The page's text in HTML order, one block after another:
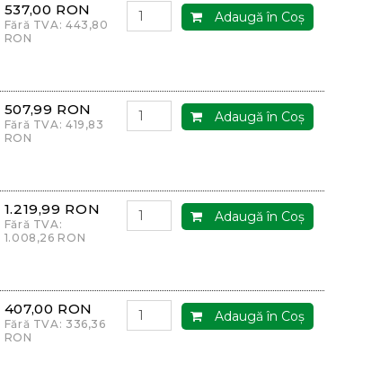
537,00 RON
Fără TVA: 443,80
RON
Adaugă în Coş
507,99 RON
Fără TVA: 419,83
RON
Adaugă în Coş
1.219,99 RON
Fără TVA:
1.008,26 RON
Adaugă în Coş
407,00 RON
Fără TVA: 336,36
RON
Adaugă în Coş